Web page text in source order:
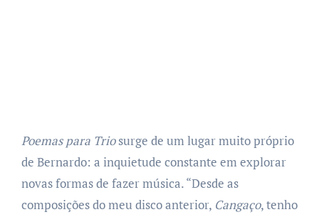
Poemas para Triosurge de um lugar muito próprio
de Bernardo: a inquietude constante em explorar
novas formas de fazer música. “Desde as
composições do meu disco anterior, Cangaço, tenho